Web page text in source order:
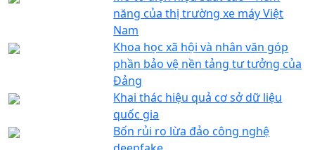
năng của thị trường xe máy Việt
Nam
Khoa học xã hội và nhân văn góp
phần bảo vệ nền tảng tư tưởng của
Đảng
Khai thác hiệu quả cơ sở dữ liệu
quốc gia
Bốn rủi ro lừa đảo công nghệ